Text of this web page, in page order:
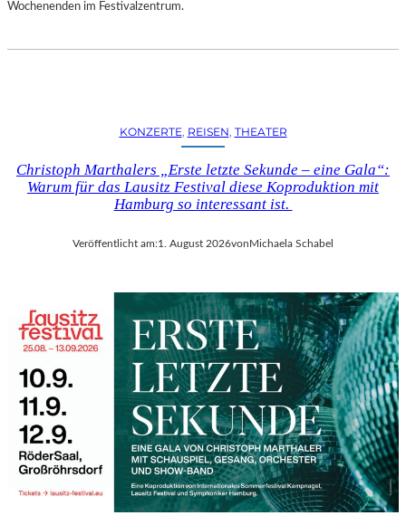
W
S
C
H
N
N
S
T
Ü
H
L
E
N
“
–
A
U
Wochenenden im Festivalzentrum.
KONZERTE, REISEN THEATER
Christoph Marthalers „Erste letzte Sekunde – eine Gala“:
Warum für das Lausitz Festival diese Koproduktion mit
Hamburg so interessant ist.
Veröffentlicht am:1. August 2026vonMichaela Schabel